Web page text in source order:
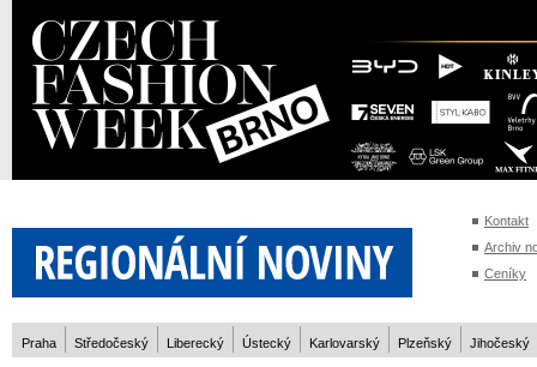
Kontakt
Archiv
Ceníky
Praha Středočeský Liberecký Ústecký Karlovarský Plzeňský Jihočeský